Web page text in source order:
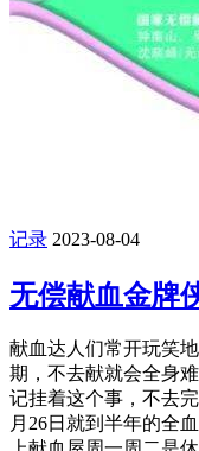
记录 2023-08-04
无偿献血金牌
献血达人们常开玩笑
期，不去献就会全身
记挂着这个事，不去
月26日就到半年的全